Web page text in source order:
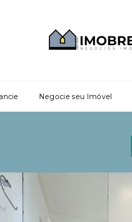
Negocie seu Imóvel